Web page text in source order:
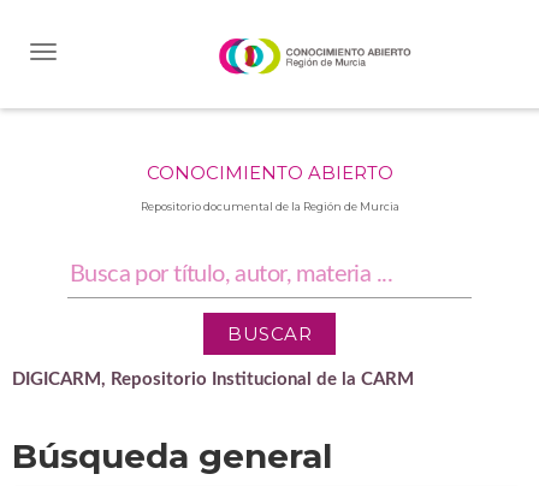
CONOCIMIENTO ABIERTO
Repositorio documental de la Región de Murcia
DIGICARM, Repositorio Institucional de la CARM
Búsqueda general